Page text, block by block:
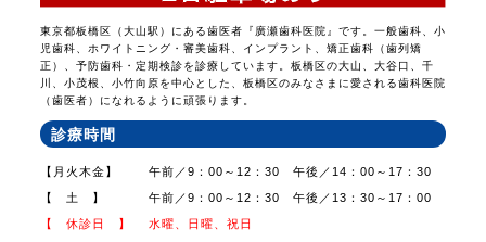
東京都板橋区（大山駅）にある歯医者『廣瀬歯科医院』です。一般歯科、小
児歯科、ホワイトニング・審美歯科、インプラント、矯正歯科（歯列矯
正）、予防歯科・定期検診を診療しています。板橋区の大山、大谷口、千
川、小茂根、小竹向原を中心とした、板橋区のみなさまに愛される歯科医院
（歯医者）になれるように頑張ります。
診療時間
【月火木金】
午前／9：00～12：30 午後／14：00～17：30
【 土 】
午前／9：00～12：30 午後／13：30～17：00
【 休診日 】
水曜、日曜、祝日